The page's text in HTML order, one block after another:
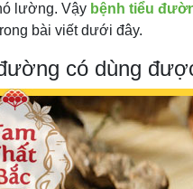
lường. Vậy bệnh tiểu
bài viết dưới đây.
có dùng